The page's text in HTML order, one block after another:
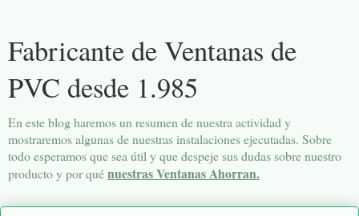
Fabricante de Ventanas de
PVC desde 1.985
En este blog haremos un resumen de nuestra actividad y
mostraremos algunas de nuestras instalaciones ejecutadas. Sobre
todo esperamos que sea útil y que despeje sus dudas sobre nuestro
producto y por quénuestras Ventanas Ahorran.